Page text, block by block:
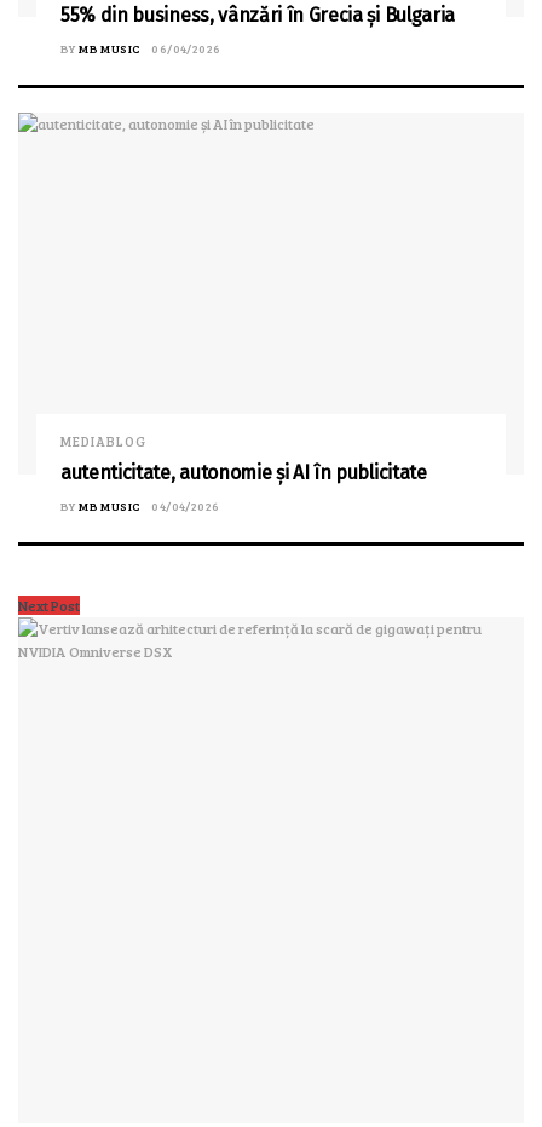
55% din business, vânzări în Grecia și Bulgaria
BY MB MUSIC 06/04/2026
MEDIABLOG
autenticitate, autonomie și AI în publicitate
BY MB MUSIC 04/04/2026
Next Post